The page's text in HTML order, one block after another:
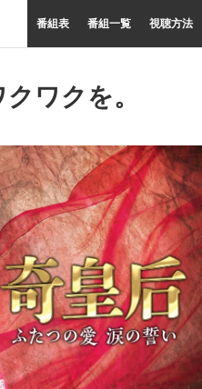
番組表 番組一覧 視聴方法
ワクを。